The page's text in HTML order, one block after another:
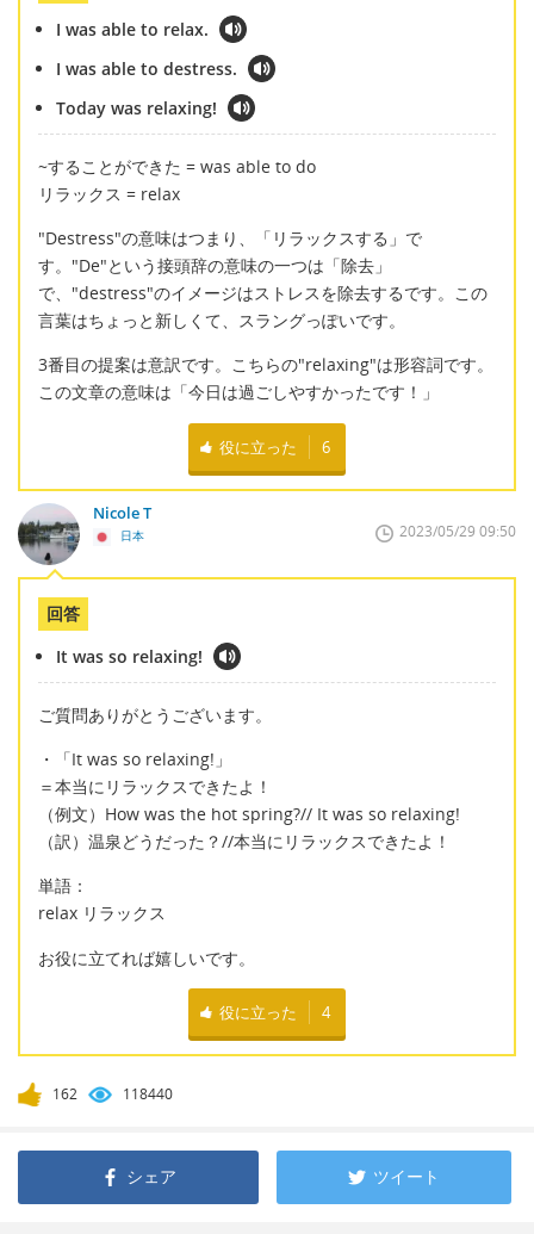
I was able to relax.
I was able to destress.
Today was relaxing!
~することができた = was able to do
リラックス = relax
"Destress"の意味はつまり、「リラックスする」で
す。"De"という接頭辞の意味の一つは「除去」
で、"destress"のイメージはストレスを除去するです。この
言葉はちょっと新しくて、スラングっぽいです。
3番目の提案は意訳です。こちらの"relaxing"は形容詞です。
この文章の意味は「今日は過ごしやすかったです！」
役に立った 6
Nicole T
日本 2023/05/29 09:50
回答
It was so relaxing!
ご質問ありがとうございます。
・「It was so relaxing!」
＝本当にリラックスできたよ！
（例文）How was the hot spring?// It was so relaxing!
（訳）温泉どうだった？//本当にリラックスできたよ！
単語：
relax リラックス
お役に立てれば嬉しいです。
役に立った 4
162 118440
シェア ツイート